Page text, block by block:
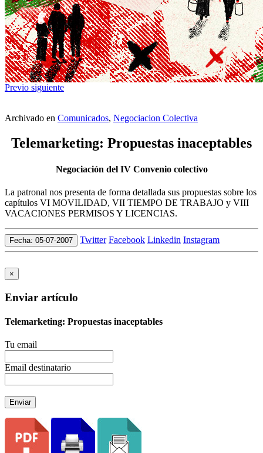
Previo siguiente
Archivado en Comunicados, Negociacion Colectiva
Telemarketing: Propuestas inaceptables
Negociación del IV Convenio colectivo
La patronal nos presenta de forma detallada sus propuestas sobre los
capítulos VI MOVILIDAD, VII TIEMPO DE TRABAJO y VIII
VACACIONES PERMISOS Y LICENCIAS.
Fecha: 05-07-2007 Twitter Facebook Linkedin Instagram
×
Enviar artículo
Telemarketing: Propuestas inaceptables
Tu email
Email destinatario
Enviar